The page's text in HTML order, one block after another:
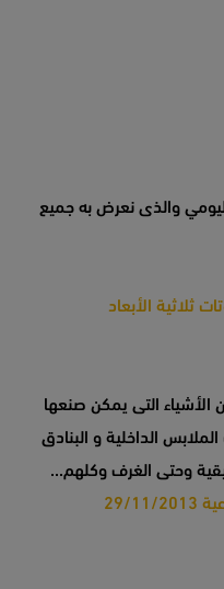
والذى نعرض به جميع
ثلاثية الأبعاد
الأشياء التى يمكن صنعها
الداخلية و البنادق
وحتى الغرف وكلهم...